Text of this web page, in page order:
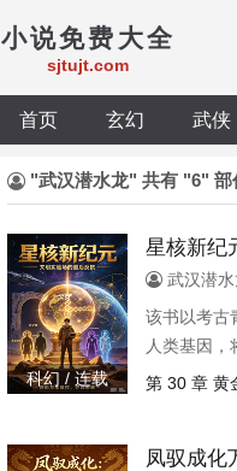
小说免费大全
sjtujt.com
首页 玄幻 武侠
"武汉潜水龙" 共有 "6" 部
科幻 / 连载
星核新纪
武汉潜
该书以考古
人类基因
核黄金，觉
第 30 章 黄
凤驭成化